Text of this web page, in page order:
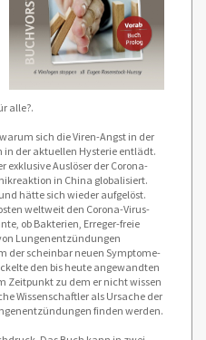
alle?.
sich die Viren-Angst in der
in der aktuellen Hysterie entlädt.
exklusive Auslöser der Corona-
in China globalisiert.
hätte sich wieder aufgelöst.
weltweit den Corona-Virus-
ob Bakterien, Erreger-freie
Lungenentzündungen
der scheinbar neuen Symptome-
den bis heute angewandten
Zeitpunkt zu dem er nicht wissen
Wissenschaftler als Ursache der
finden werden.